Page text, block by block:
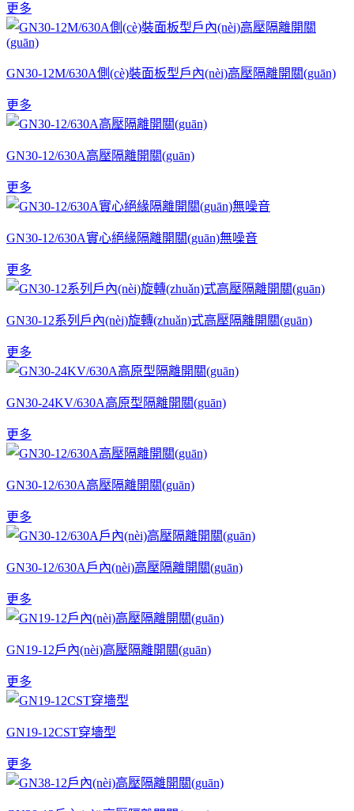
更多
GN30-12M/630A側(cè)裝面板型戶內(nèi)高壓隔離開關(guān)
更多
GN30-12/630A高壓隔離開關(guān)
更多
GN30-12/630A實心絕緣隔離開關(guān)無噪音
更多
GN30-12系列戶內(nèi)旋轉(zhuǎn)式高壓隔離開關(guān)
更多
GN30-24KV/630A高原型隔離開關(guān)
更多
GN30-12/630A高壓隔離開關(guān)
更多
GN30-12/630A戶內(nèi)高壓隔離開關(guān)
更多
GN19-12戶內(nèi)高壓隔離開關(guān)
更多
GN19-12CST穿墻型
更多